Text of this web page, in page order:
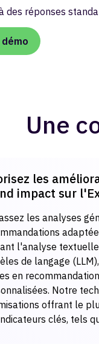
des réponses
Une
les
impact sur
les analyses
l'analyse
de langage
en
Notre
offrant le
clés, tels